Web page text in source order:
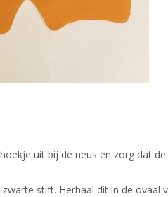
uit bij de neus en zorg dat
stift. Herhaal dit in de ovaal